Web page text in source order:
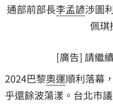
通部前部長李孟諺涉圖
佩琪
[廣告] 請繼
2024巴黎奧運順利落幕
乎還餘波蕩漾。台北市